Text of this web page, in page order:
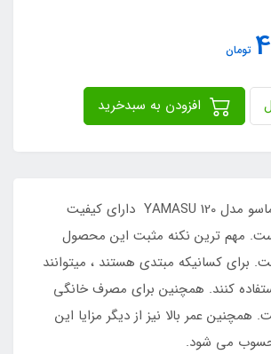
تومان
گوشی پزشکی یاماسو مدل YAMASU 120 دارای کیفیت
مهم ترین نکنه مثبت این محصول
کسانیکه مبتدی هستند ، میتوانند
کنند. همچنین برای مصرف خانگی
عمر بالا نیز از دیگر مزایا این
می شود.